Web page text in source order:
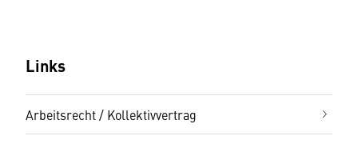
Links
Arbeitsrecht / Kollektivvertrag